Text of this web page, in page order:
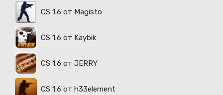
CS 1.6 от Magisto
CS 1.6 от Kaybik
CS 1.6 от JERRY
CS 1.6 от h33element